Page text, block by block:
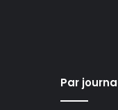
Par